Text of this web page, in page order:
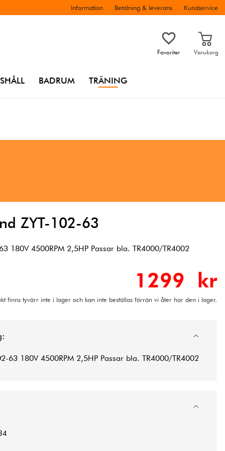
Information Betalning & leverans Kundservice
Favoriter Varukorg
BADRUM TRÄNING
ZYT-102-63
180V 4500RPM 2,5HP Passar bla. TR4000/TR4002
1299 kr
finns tyvärr inte i lager och kan inte beställas förrän vi åter har den i lager.
63 180V 4500RPM 2,5HP Passar bla. TR4000/TR4002